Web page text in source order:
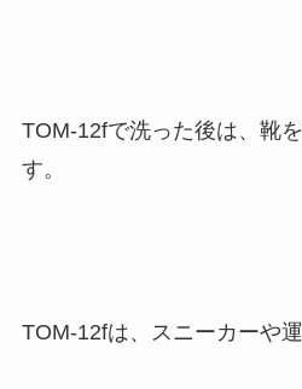
TOM-12fで洗った後は、靴
す。
TOM-12fは、スニーカーや